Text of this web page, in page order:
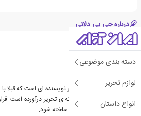
دسته بندی موضوعی
لوازم تحریر
انواع داستان
درباره جی پی دلانی
جی پی دلانی، نام مستعار نویسنده ای است که قبلا
پرفروش و موفق را به رشته ی تحریر درآورده است.
رمان «دختر قبلی»، فیلمی ساخته شود.